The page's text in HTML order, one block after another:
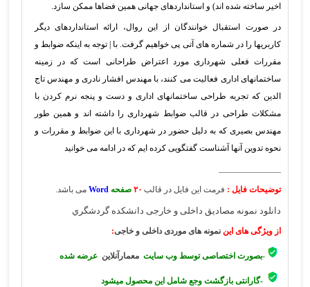
اخیر ساخته شده اند) و استانداردهای جهانی همین فضاها ممکن سازد.
در صورت استقبال خوانندگان از این روال، ارائه استانداردهای دیگر
کاربریها را در شماره های آتی پی خواهیم گرفت. با | توجه به اینکه ضوابط و
مقررات فعلی شهرداری مورد اعتراض طراحانی است که در زمینه
ساختمانهای اداری فعالیت می کنند، با مهندس افشار نادری و مهندس تاج
الدین که تجربه طراحی ساختمانهای اداری و دست و پنجه نرم کردن با
مشکلات طراحی در قالب ضوابط شهرداری را داشته اند و همین طور
مهندس بصیری که به دلیل حضور در شهرداری با این ضوابط و مقررات و
نحوه تدوین آنها آشناست گفتگویی کرده ایم که در ادامه می خوانید
توضیحات فایل : فرمت این فایل در قالب ۲۰ صفحه Word می باشد.
دانلود نمونه مصادیق داخلی و خارجی دانشكده گردشگري
از ویژگی های ایننمونه های موردی داخلی و خاجی:
-بصورت اختصاصی توسط وب سایتمعمارآنلاین عرضه شده
-گارانتی بازگشت وجع شامل این محصول میشود